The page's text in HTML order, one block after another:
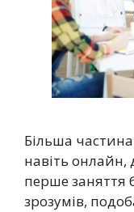
Більша
навіть онлайн,
перше заняття
зрозумів,